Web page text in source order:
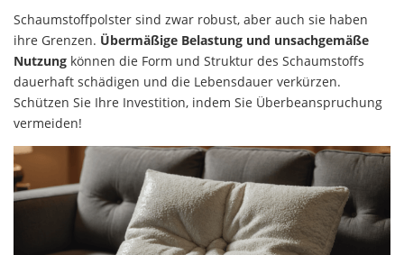
Schaumstoffpolster sind zwar robust, aber auch sie haben
ihre Grenzen. Übermäßige Belastung und unsachgemäße
Nutzung können die Form und Struktur des Schaumstoffs
dauerhaft schädigen und die Lebensdauer verkürzen.
Schützen Sie Ihre Investition, indem Sie Überbeanspruchung
vermeiden!